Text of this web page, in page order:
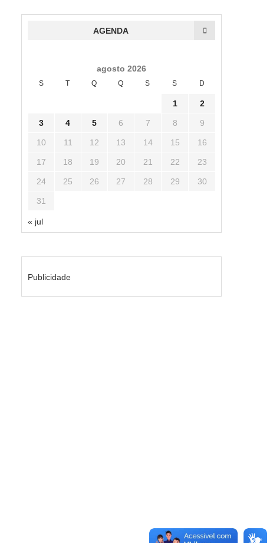
AGENDA
agosto 2026
S T Q Q S S D
1 2
3 4 5 6 7 8 9
10 11 12 13 14 15 16
17 18 19 20 21 22 23
24 25 26 27 28 29 30
31
« jul
Publicidade